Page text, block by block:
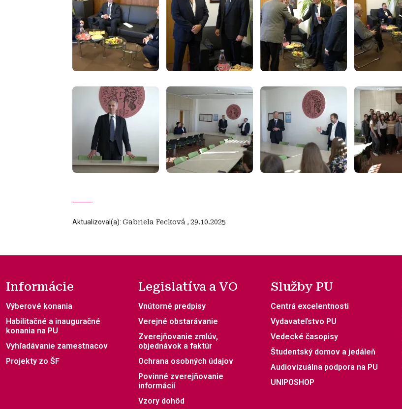
Aktualizoval(a): Gabriela Fecková , 29.10.2025
Informácie
Výberové konania
Habilitačné a inauguračné
konania na PU
Vyhľadávanie zamestnacov
Projekty zo ŠF
Legislatíva a VO
Vnútorné predpisy
Verejné obstarávanie
Zverejňovanie zmlúv,
objednávok a faktúr
Ochrana osobných údajov
Povinné zverejňovanie
informácií
Vzory dohôd
Služby PU
Centrá excelentnosti
Vydavateľstvo PU
Vedecké časopisy
Študentský domov a jedáleň
Audiovizuálna podpora na PU
UNIPOSHOP